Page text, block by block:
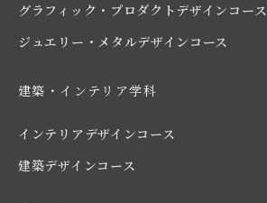
グラフィック・プロダクトデザインコース
ジュエリー・メタルデザインコース
建築・インテリア学科
インテリアデザインコース
建築デザインコース